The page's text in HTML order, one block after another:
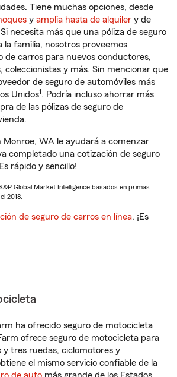
Tiene muchas opciones, desde
y amplia hasta de alquiler y de
necesita más que una póliza de seguro
la familia, nosotros proveemos
de carros para nuevos conductores,
coleccionistas y más. Sin mencionar que
de seguro de automóviles más
Unidos1. Podría incluso ahorrar más
de las pólizas de seguro de
Monroe, WA le ayudará a comenzar
completado una cotización de seguro
rápido y sencillo!
Global Market Intelligence basados en primas
2018.
de seguro de carros en línea. ¡Es
ha ofrecido seguro de motocicleta
ofrece seguro de motocicleta para
y tres ruedas, ciclomotores y
el mismo servicio confiable de la